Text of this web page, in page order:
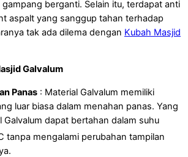
gampang berganti. Selain itu, terdapat anti
aspalt yang sanggup tahan terhadap
tak ada dilema dengan Kubah Masjid
Galvalum
Panas : Material Galvalum memiliki
luar biasa dalam menahan panas. Yang
Galvalum dapat bertahan dalam suhu
tanpa mengalami perubahan tampilan